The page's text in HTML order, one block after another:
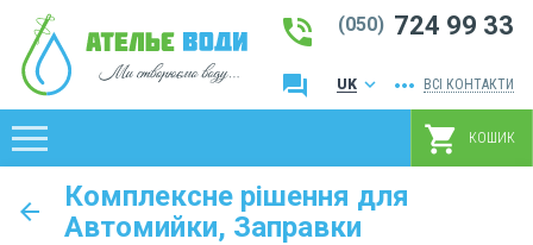
UK keyboard_arrow_down
RU
phone_in_talk (050) 724 99 33
question_answer more_horiz ВСІ КОНТАКТИ
shopping_cart КОШИК
Комплексне рішення для
Автомийки, Заправки
arrow_back